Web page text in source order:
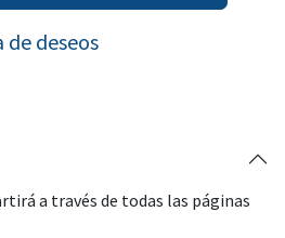
de deseos
a través de todas las páginas